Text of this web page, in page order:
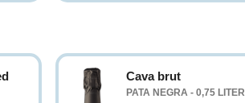
Cava brut
PATA NEGRA - 0,75 LITER